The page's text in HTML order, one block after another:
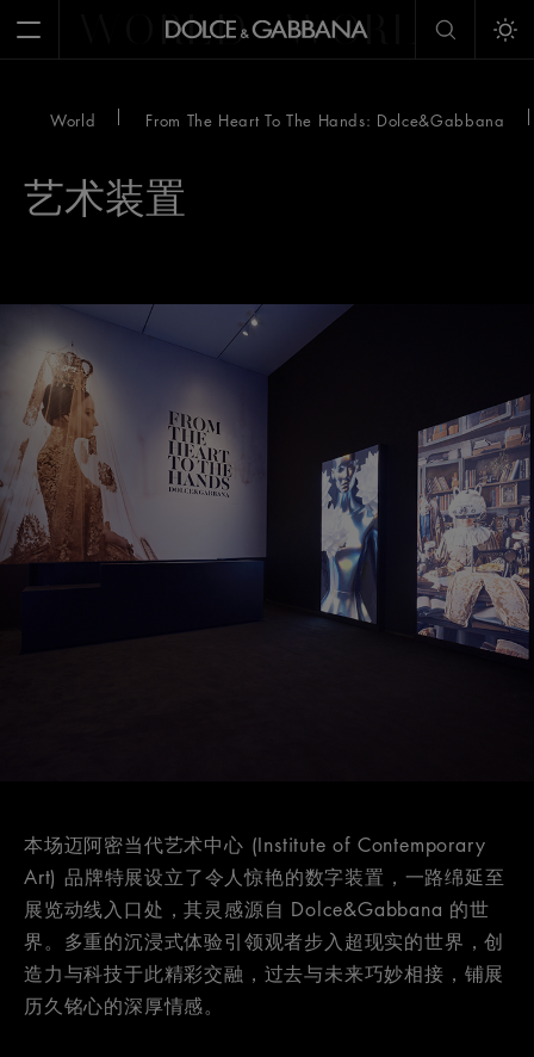
Open MenuWORLD WORLD
World From The Heart To The Hands: Dolce&Gabbana
艺术装置
本场迈阿密当代艺术中心 (Institute of Contemporary
Art) 品牌特展设立了令人惊艳的数字装置，一路绵延至
展览动线入口处，其灵感源自 Dolce&Gabbana 的世
界。多重的沉浸式体验引领观者步入超现实的世界，创
造力与科技于此精彩交融，过去与未来巧妙相接，铺展
历久铭心的深厚情感。